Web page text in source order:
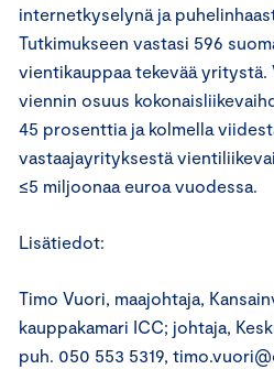
internetkyselynä ja
Tutkimukseen vastasi 596
vientikauppaa tekevää yritystä.
viennin osuus
45 prosenttia ja kolmella
vastaajayrityksestä
≤5 miljoonaa euroa vuodessa.
Lisätiedot:
Timo Vuori, maajohtaja,
kauppakamari ICC; johtaja,
puh. 050 553 5319,